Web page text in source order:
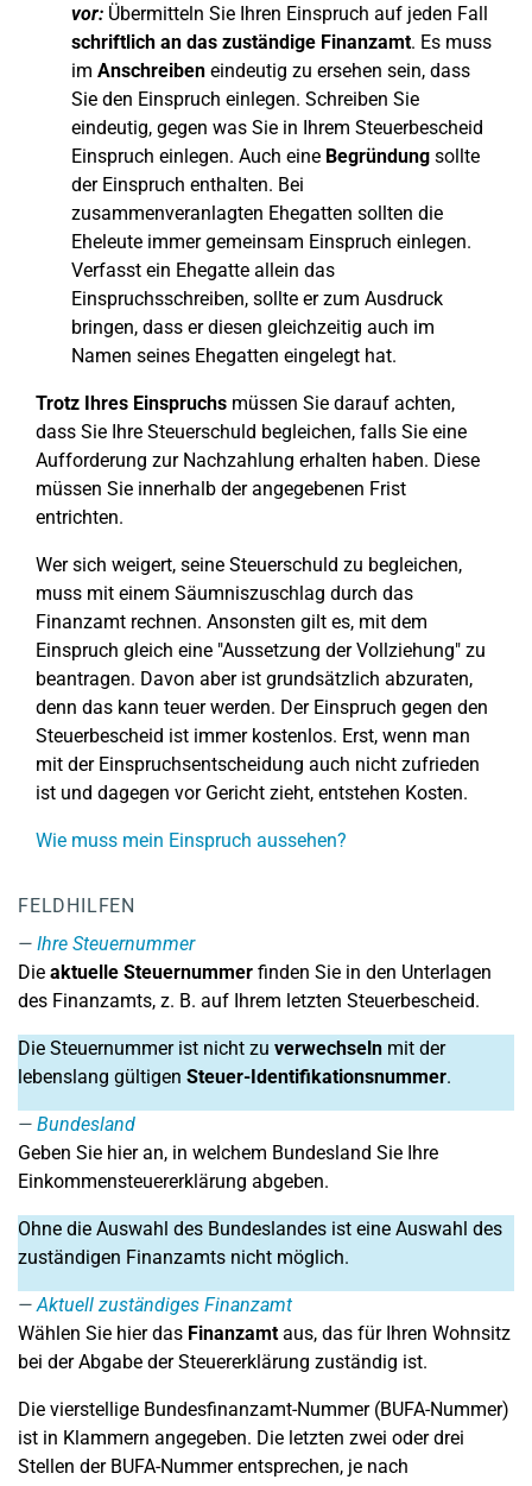
vor: Übermitteln Sie Ihren Einspruch auf jeden Fall
schriftlich an das zuständige Finanzamt. Es muss
im Anschreiben eindeutig zu ersehen sein, dass
Sie den Einspruch einlegen. Schreiben Sie
eindeutig, gegen was Sie in Ihrem Steuerbescheid
Einspruch einlegen. Auch eine Begründung sollte
der Einspruch enthalten. Bei
zusammenveranlagten Ehegatten sollten die
Eheleute immer gemeinsam Einspruch einlegen.
Verfasst ein Ehegatte allein das
Einspruchsschreiben, sollte er zum Ausdruck
bringen, dass er diesen gleichzeitig auch im
Namen seines Ehegatten eingelegt hat.
Trotz Ihres Einspruchs müssen Sie darauf achten,
dass Sie Ihre Steuerschuld begleichen, falls Sie eine
Aufforderung zur Nachzahlung erhalten haben. Diese
müssen Sie innerhalb der angegebenen Frist
entrichten.
Wer sich weigert, seine Steuerschuld zu begleichen,
muss mit einem Säumniszuschlag durch das
Finanzamt rechnen. Ansonsten gilt es, mit dem
Einspruch gleich eine "Aussetzung der Vollziehung" zu
beantragen. Davon aber ist grundsätzlich abzuraten,
denn das kann teuer werden. Der Einspruch gegen den
Steuerbescheid ist immer kostenlos. Erst, wenn man
mit der Einspruchsentscheidung auch nicht zufrieden
ist und dagegen vor Gericht zieht, entstehen Kosten.
Wie muss mein Einspruch aussehen?
FELDHILFEN
Ihre Steuernummer
Die aktuelle Steuernummer finden Sie in den Unterlagen
des Finanzamts, z. B. auf Ihrem letzten Steuerbescheid.
Die Steuernummer ist nicht zu verwechseln mit der
lebenslang gültigen Steuer-Identifikationsnummer.
Bundesland
Geben Sie hier an, in welchem Bundesland Sie Ihre
Einkommensteuererklärung abgeben.
Ohne die Auswahl des Bundeslandes ist eine Auswahl des
zuständigen Finanzamts nicht möglich.
Aktuell zuständiges Finanzamt
Wählen Sie hier das Finanzamtaus, das für Ihren Wohnsitz
bei der Abgabe der Steuererklärung zuständig ist.
Die vierstellige Bundesfinanzamt-Nummer (BUFA-Nummer)
ist in Klammern angegeben. Die letzten zwei oder drei
Stellen der BUFA-Nummer entsprechen, je nach